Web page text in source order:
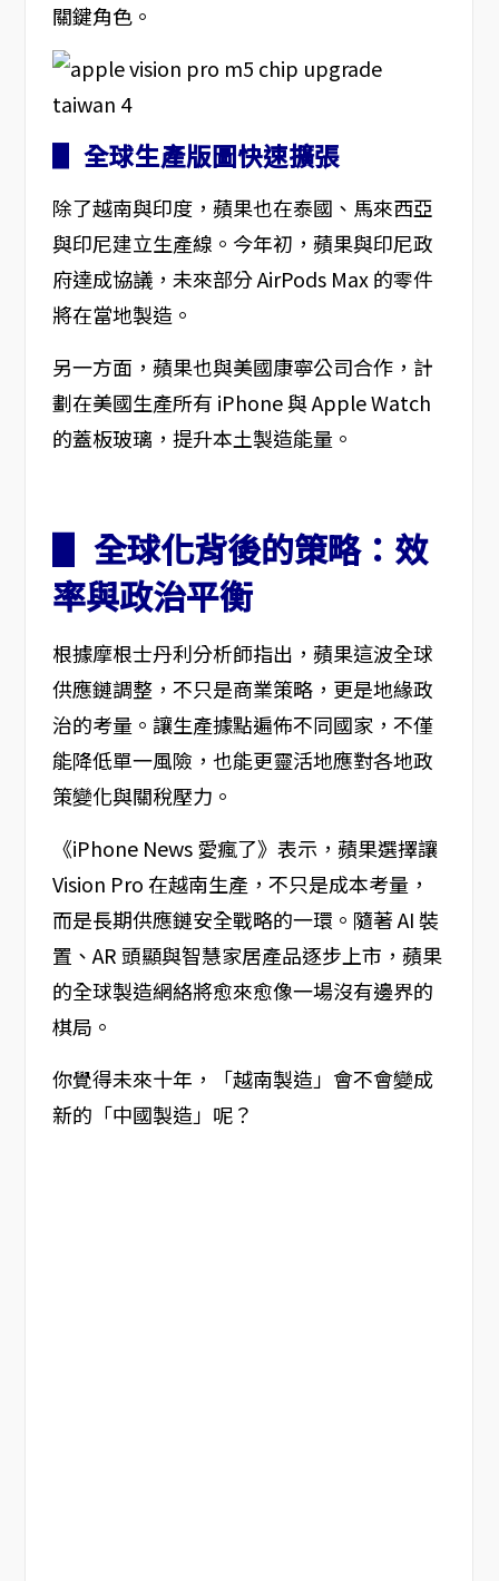
關鍵角色。
▋ 全球生產版圖快速擴張
除了越南與印度，蘋果也在泰國、馬來西亞
與印尼建立生產線。今年初，蘋果與印尼政
府達成協議，未來部分 AirPods Max 的零件
將在當地製造。
另一方面，蘋果也與美國康寧公司合作，計
劃在美國生產所有 iPhone 與 Apple Watch
的蓋板玻璃，提升本土製造能量。
▋ 全球化背後的策略：效
率與政治平衡
根據摩根士丹利分析師指出，蘋果這波全球
供應鏈調整，不只是商業策略，更是地緣政
治的考量。讓生產據點遍佈不同國家，不僅
能降低單一風險，也能更靈活地應對各地政
策變化與關稅壓力。
《iPhone News 愛瘋了》表示，蘋果選擇讓
Vision Pro 在越南生產，不只是成本考量，
而是長期供應鏈安全戰略的一環。隨著 AI 裝
置、AR 頭顯與智慧家居產品逐步上市，蘋果
的全球製造網絡將愈來愈像一場沒有邊界的
棋局。
你覺得未來十年，「越南製造」會不會變成
新的「中國製造」呢？